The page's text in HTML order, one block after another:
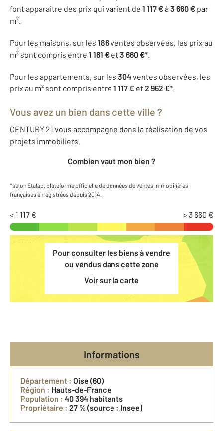
font apparaitre des prix qui varient de 1 117 €à 3 660 € par
m².
Pour les maisons, sur les 186ventes observées, les prix au
m² sont compris entre 1 161 € et 3 660 €*.
Pour les appartements, sur les 304ventes observées, les
prix au m² sont compris entre 1 117 € et 2 962 €*.
Vous avez un bien dans cette ville ?
CENTURY 21 vous accompagne dans la réalisation de vos
projets immobiliers.
Combien vaut mon bien ?
*selon Etalab, plateforme officielle de données de ventes immobilières
françaises enregistrées depuis 2014.
< 1 117 € > 3 660 €
Pour consulter les biens à vendre
ou vendus dans cette zone
Voir sur la carte
Informations
Département : Oise (60)
Région : Hauts-de-France
Population : 40 394 habitants
Propriétaire : 27 %(source : Insee)